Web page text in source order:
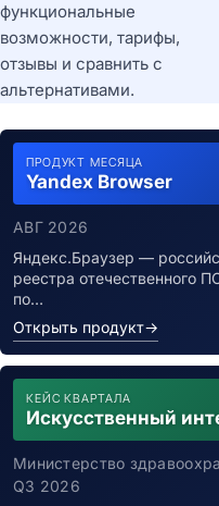
функциональные
возможности, тарифы,
отзывы и сравнить с
альтернативами.
ПРОДУКТ МЕСЯЦА
Yandex Browser
АВГ 2026
Яндекс.Браузер —
реестра отечественного
по…
Открыть продукт→
КЕЙС КВАРТАЛА
Искусственный
Министерство
Q3 2026